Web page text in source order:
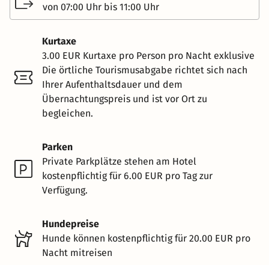
von 07:00 Uhr bis 11:00 Uhr
Kurtaxe
3.00 EUR Kurtaxe pro Person pro Nacht exklusive
Die örtliche Tourismusabgabe richtet sich nach
Ihrer Aufenthaltsdauer und dem
Übernachtungspreis und ist vor Ort zu
begleichen.
Parken
Private Parkplätze stehen am Hotel
kostenpflichtig für 6.00 EUR pro Tag zur
Verfügung.
Hundepreise
Hunde können kostenpflichtig für 20.00 EUR pro
Nacht mitreisen